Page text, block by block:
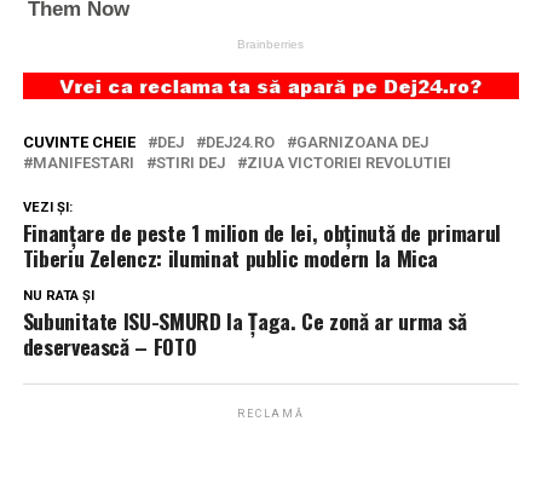
CUVINTE CHEIE DEJ DEJ24.RO
GARNIZOANA DEJ
MANIFESTARI
STIRI DEJ ZIUA VICTORIEI REVOLUTIEI
VEZI ȘI:
Finanțare de peste 1 milion de lei, obținută de primarul
Tiberiu Zelencz: iluminat public modern la Mica
NU RATA ȘI
Subunitate ISU-SMURD la Țaga. Ce zonă ar urma să
deservească – FOTO
RECLAMĂ